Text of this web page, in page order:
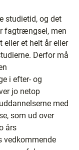
studietid, og det
fagtrængsel, men
et helt år eller
Derfor må
i efter- og
jo netop
med
som ud over
års
vedkommende